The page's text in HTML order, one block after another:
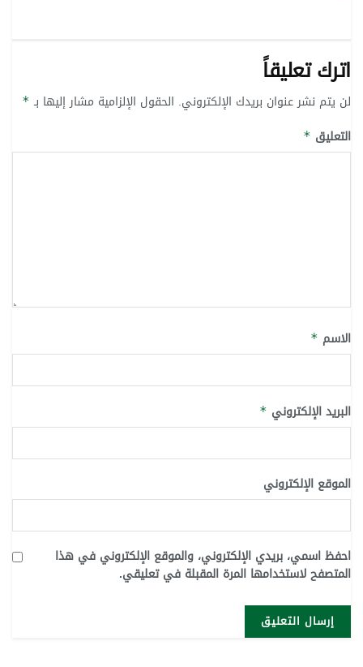
اترك تعليقاً
لن يتم نشر عنوان بريدك الإلكتروني. الحقول الإلزامية مشار إليها بـ *
التعليق *
الاسم *
البريد الإلكتروني *
الموقع الإلكتروني
احفظ اسمي، بريدي الإلكتروني، والموقع الإلكتروني في هذا
المتصفح لاستخدامها المرة المقبلة في تعليقي.